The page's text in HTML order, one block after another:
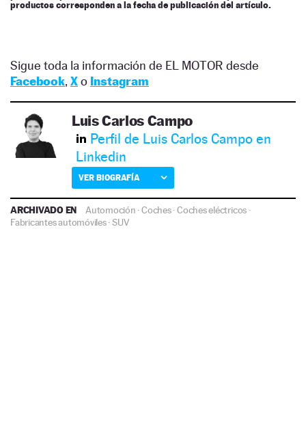
productos corresponden a la fecha de publicación del artículo.
Sigue toda la información de EL MOTOR desde
Facebook, Xo Instagram
Luis Carlos Campo
Perfil de Luis Carlos Campo en
Linkedin
VER BIOGRAFÍA
ARCHIVADO EN Automoción ·Coches·Coches eléctricos ·
Fabricantes automóviles·SUV